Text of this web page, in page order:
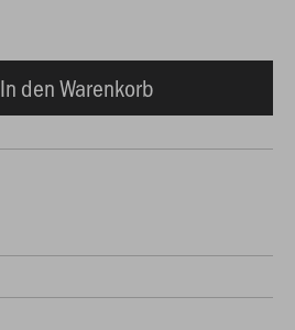
In den Warenkorb